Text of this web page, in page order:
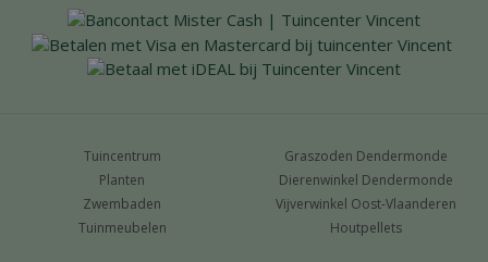
Tuincentrum
Planten
Zwembaden
Tuinmeubelen
Graszoden Dendermonde
Dierenwinkel Dendermonde
Vijverwinkel Oost-Vlaanderen
Houtpellets